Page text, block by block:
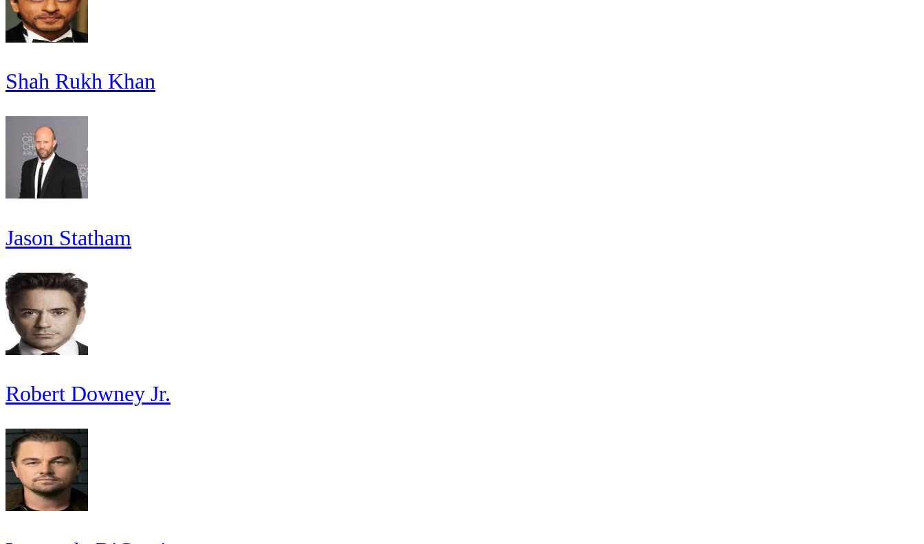
Shah Rukh Khan
Jason Statham
Robert Downey Jr.